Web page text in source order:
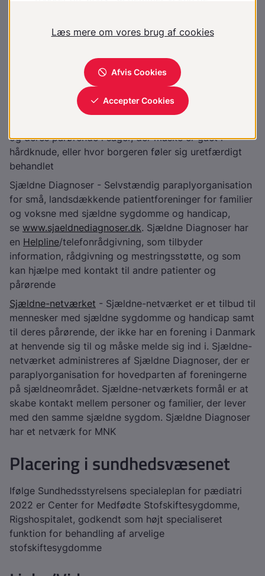
indeholde. VISO yder rådgivning til kommuner, borgere
- Den Uvildige Konsulentordning på
Handicapområdet er en selvejende institution under
Social- og Indenrigsministeriet. Medvirker til at styrke
retssikkerheden for mennesker med et handicap ved
og deres pårørende i sager, der måske er gået i
hårdknude, eller hvor borgeren føler sig uretfærdigt
behandlet
Sjældne Diagnoser - Selvstændig paraplyorganisation
for små, landsdækkende patientforeninger for familier
og voksne med sjældne sygdomme og handicap,
se www.sjaeldnediagnoser.dk. Sjældne Diagnoser har
en Helpline/telefonrådgivning, som tilbyder
information, rådgivning og mestringsstøtte, og som
kan hjælpe med kontakt til andre patienter og
pårørende
Sjældne-netværket - Sjældne-netværket er et tilbud til
mennesker med sjældne sygdomme og handicap samt
til deres pårørende, der ikke har en forening i Danmark
at henvende sig til og måske melde sig ind i. Sjældne-
netværket administreres af Sjældne Diagnoser, der er
paraplyorganisation for hovedparten af foreningerne
på sjældneområdet. Sjældne-netværkets formål er at
skabe kontakt mellem personer og familier, der lever
med den samme sjældne sygdom. Sjældne Diagnoser
har et netværk for MNK
Placering i sundhedsvæsenet
Ifølge Sundhedsstyrelsens specialeplan for pædiatri
2022 er Center for Medfødte Stofskiftesygdomme,
Rigshospitalet, godkendt som højt specialiseret
funktion for behandling af arvelige
stofskiftesygdomme